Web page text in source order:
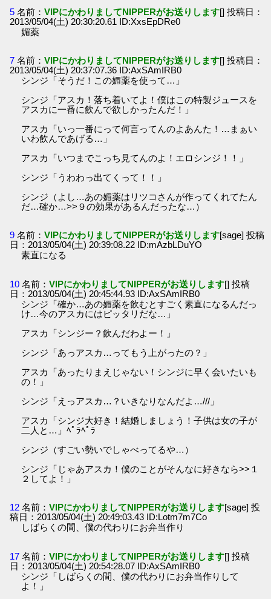
5 名前：VIPにかわりましてNIPPERがお送りします[] 投稿日：
2013/05/04(土) 20:30:20.61 ID:XxsEpDRe0
媚薬
7 名前：VIPにかわりましてNIPPERがお送りします[] 投稿日：
2013/05/04(土) 20:37:07.36 ID:AxSAmIRB0
シンジ「そうだ！この媚薬を使って…」
シンジ「アスカ！落ち着いてよ！僕はこの特製ジュースを
アスカに一番に飲んで欲しかったんだ！」
アスカ「いっ一番にって何言ってんのよあんた！…まぁい
いわ飲んであげる…」
アスカ「いつまでこっち見てんのよ！エロシンジ！！」
シンジ「うわわっ出てくって！！」
シンジ（よし…あの媚薬はリツコさんが作ってくれてたん
だ…確か…>>９の効果があるんだったな…）
9 名前：VIPにかわりましてNIPPERがお送りします[sage] 投稿
日：2013/05/04(土) 20:39:08.22 ID:mAzbLDuYO
素直になる
10 名前：VIPにかわりましてNIPPERがお送りします[] 投稿
日：2013/05/04(土) 20:45:44.93 ID:AxSAmIRB0
シンジ「確か…あの媚薬を飲むとすごく素直になるんだっ
け…今のアスカにはピッタリだな…」
アスカ「シンジー？飲んだわよー！」
シンジ「あっアスカ…ってもう上がったの？」
アスカ「あったりまえじゃない！シンジに早く会いたいも
の！」
シンジ「えっアスカ…？いきなりなんだよ…///」
アスカ「シンジ大好き！結婚しましょう！子供は女の子が
二人と…」ﾍﾟﾗﾍﾟﾗ
シンジ（すごい勢いでしゃべってるや…）
シンジ「じゃあアスカ！僕のことがそんなに好きなら>>１
２してよ！」
12 名前：VIPにかわりましてNIPPERがお送りします[sage] 投
稿日：2013/05/04(土) 20:49:03.43 ID:Lotm7m7Co
しばらくの間、僕の代わりにお弁当作り
17 名前：VIPにかわりましてNIPPERがお送りします[] 投稿
日：2013/05/04(土) 20:54:28.07 ID:AxSAmIRB0
シンジ「しばらくの間、僕の代わりにお弁当作りして
よ！」